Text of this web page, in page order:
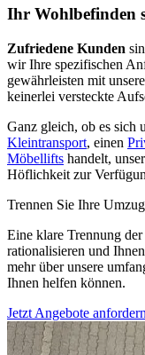
Ihr Wohlbefinden
Zufriedene Kunden
wir Ihre spezifischen
gewährleisten mit
keinerlei versteckte
Ganz gleich, ob es sich
Kleintransport, einen
Möbellifts handelt,
Höflichkeit zur
Trennen Sie Ihre
Eine klare Trennung
rationalisieren und
mehr über unsere
Ihnen helfen können.
Jetzt Angebote anfordern